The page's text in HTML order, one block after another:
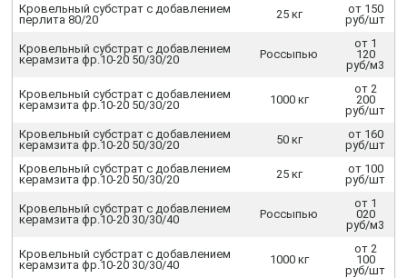
Кровельный субстрат с добавлением
перлита 80/20
25 кг
от 150
руб/шт
Кровельный субстрат с добавлением
керамзита фр.10-20 50/30/20
Россыпью
от 1
120
руб/м3
Кровельный субстрат с добавлением
керамзита фр.10-20 50/30/20
1000 кг
от 2
200
руб/шт
Кровельный субстрат с добавлением
керамзита фр.10-20 50/30/20
50 кг
от 160
руб/шт
Кровельный субстрат с добавлением
керамзита фр.10-20 50/30/20
25 кг
от 100
руб/шт
Кровельный субстрат с добавлением
керамзита фр.10-20 30/30/40
Россыпью
от 1
020
руб/м3
Кровельный субстрат с добавлением
керамзита фр.10-20 30/30/40
1000 кг
от 2
100
руб/шт